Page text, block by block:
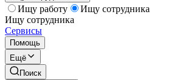
Ищу работу
Ищу сотрудника
Ищу сотрудника
Сервисы
Помощь
Ещё
Поиск